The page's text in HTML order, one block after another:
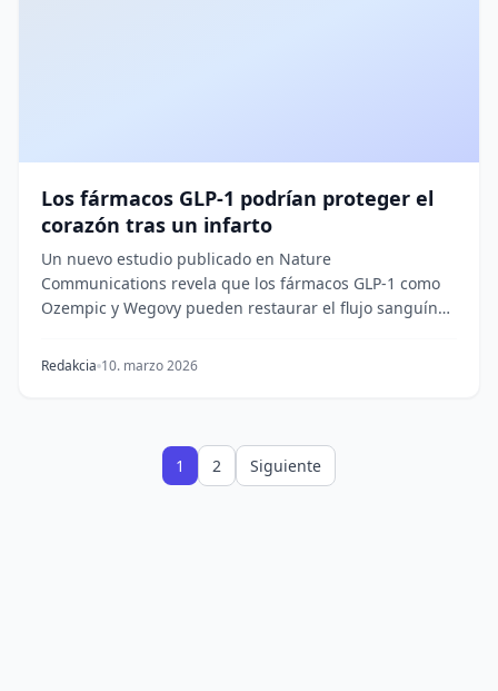
Los fármacos GLP-1 podrían proteger el
corazón tras un infarto
Un nuevo estudio publicado en Nature
Communications revela que los fármacos GLP-1 como
Ozempic y Wegovy pueden restaurar el flujo sanguíneo
Redakcia 10. marzo 2026
1 2 Siguiente